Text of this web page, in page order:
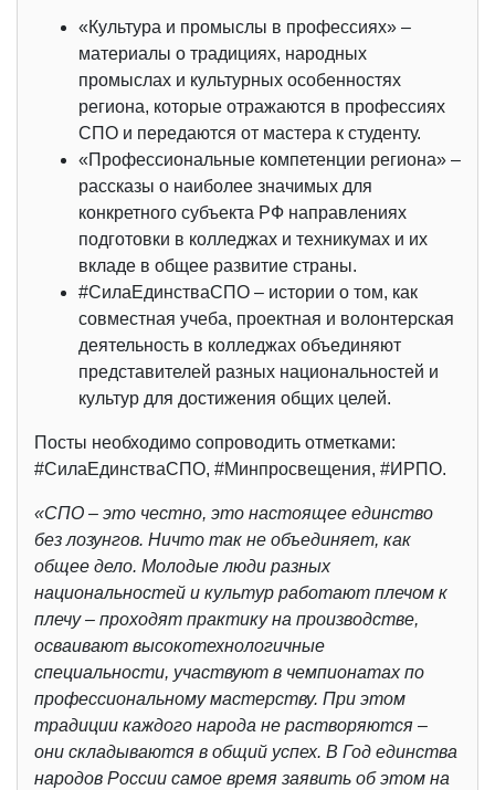
«Культура и промыслы в профессиях» –
материалы о традициях, народных
промыслах и культурных особенностях
региона, которые отражаются в профессиях
СПО и передаются от мастера к студенту.
«Профессиональные компетенции региона» –
рассказы о наиболее значимых для
конкретного субъекта РФ направлениях
подготовки в колледжах и техникумах и их
вкладе в общее развитие страны.
#СилаЕдинстваСПО – истории о том, как
совместная учеба, проектная и волонтерская
деятельность в колледжах объединяют
представителей разных национальностей и
культур для достижения общих целей.
Посты необходимо сопроводить отметками:
#СилаЕдинстваСПО, #Минпросвещения, #ИРПО.
«СПО – это честно, это настоящее единство
без лозунгов. Ничто так не объединяет, как
общее дело. Молодые люди разных
национальностей и культур работают плечом к
плечу – проходят практику на производстве,
осваивают высокотехнологичные
специальности, участвуют в чемпионатах по
профессиональному мастерству. При этом
традиции каждого народа не растворяются –
они складываются в общий успех. В Год единства
народов России самое время заявить об этом на